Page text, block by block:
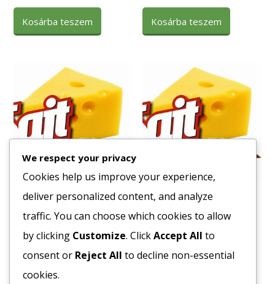
Kosárba teszem Kosárba teszem
Fagy. Gyümölcsleves
Keverék 4X2,5kg
1980Ft
Bruttó egység ár:ft/kg.
Fagy. Pan. Brokkoli 2,5kg
2831Ft
Bruttó egység ár:ft/kg.
We respect your privacy
Cookies help us improve your experience,
deliver personalized content, and analyze
traffic. You can choose which cookies to allow
by clicking Customize. ClickAccept All to
consent or Reject All to decline non-essential
cookies.